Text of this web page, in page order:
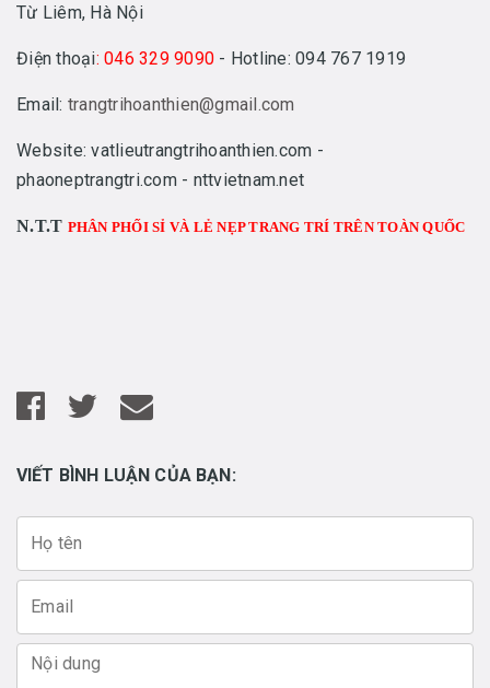
Từ Liêm, Hà Nội
Điện thoại: 046 329 9090 - Hotline: 094 767 1919
Email: trangtrihoanthien@gmail.com
Website: vatlieutrangtrihoanthien.com -
phaoneptrangtri.com - nttvietnam.net
N.T.T PHÂN PHỐI SỈ VÀ LẺ NẸP TRANG TRÍ TRÊN TOÀN QUỐC
VIẾT BÌNH LUẬN CỦA BẠN: